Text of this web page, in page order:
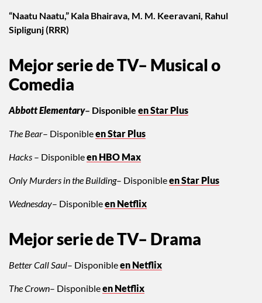
“Naatu Naatu,” Kala Bhairava, M. M. Keeravani, Rahul
Sipligunj (RRR)
Mejor serie de TV– Musical o
Comedia
Abbott Elementary– Disponible en Star Plus
The Bear– Disponibleen Star Plus
Hacks – Disponibleen HBO Max
Only Murders in the Building– Disponibleen Star Plus
Wednesday– Disponibleen Netflix
Mejor serie de TV– Drama
Better Call Saul– Disponibleen Netflix
The Crown– Disponibleen Netflix